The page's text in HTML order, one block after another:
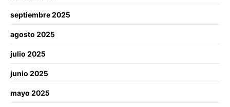
septiembre 2025
agosto 2025
julio 2025
junio 2025
mayo 2025